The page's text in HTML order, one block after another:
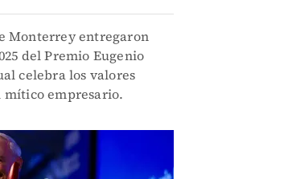
Monterrey entregaron
del Premio Eugenio
celebra los valores
mítico empresario.